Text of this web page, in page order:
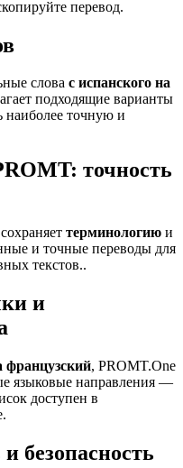
перевод.
слова с испанского на
подходящие варианты
наиболее точную и
точность
терминологию и
и точные переводы для
текстов..
и
французский, PROMT.One
языковые направления —
доступен в
безопасность